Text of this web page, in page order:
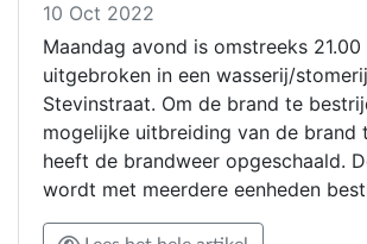
10 Oct 2022
Maandag avond is omstreeks
uitgebroken in een wasserij/
Stevinstraat. Om de brand te
mogelijke uitbreiding van de brand
heeft de brandweer opgeschaald.
wordt met meerdere eenheden